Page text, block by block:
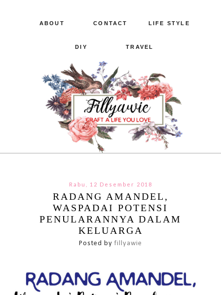
ABOUT CONTACT LIFE STYLE
DIY TRAVEL
Rabu, 12 Desember 2018
RADANG AMANDEL,
WASPADAI POTENSI
PENULARANNYA DALAM
KELUARGA
Posted byfillyawie